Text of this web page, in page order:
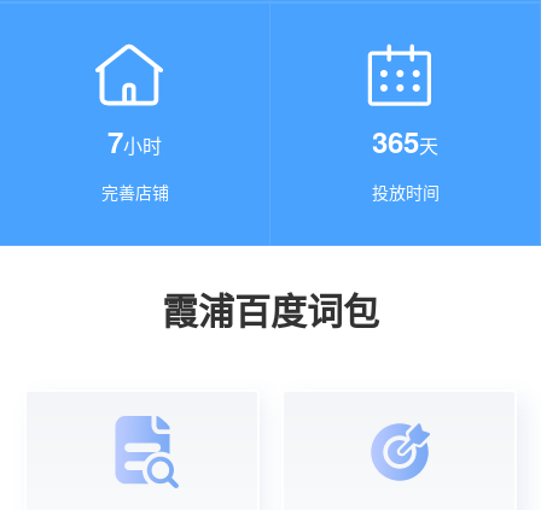
7小时
完善店铺
365天
投放时间
霞浦百度词包